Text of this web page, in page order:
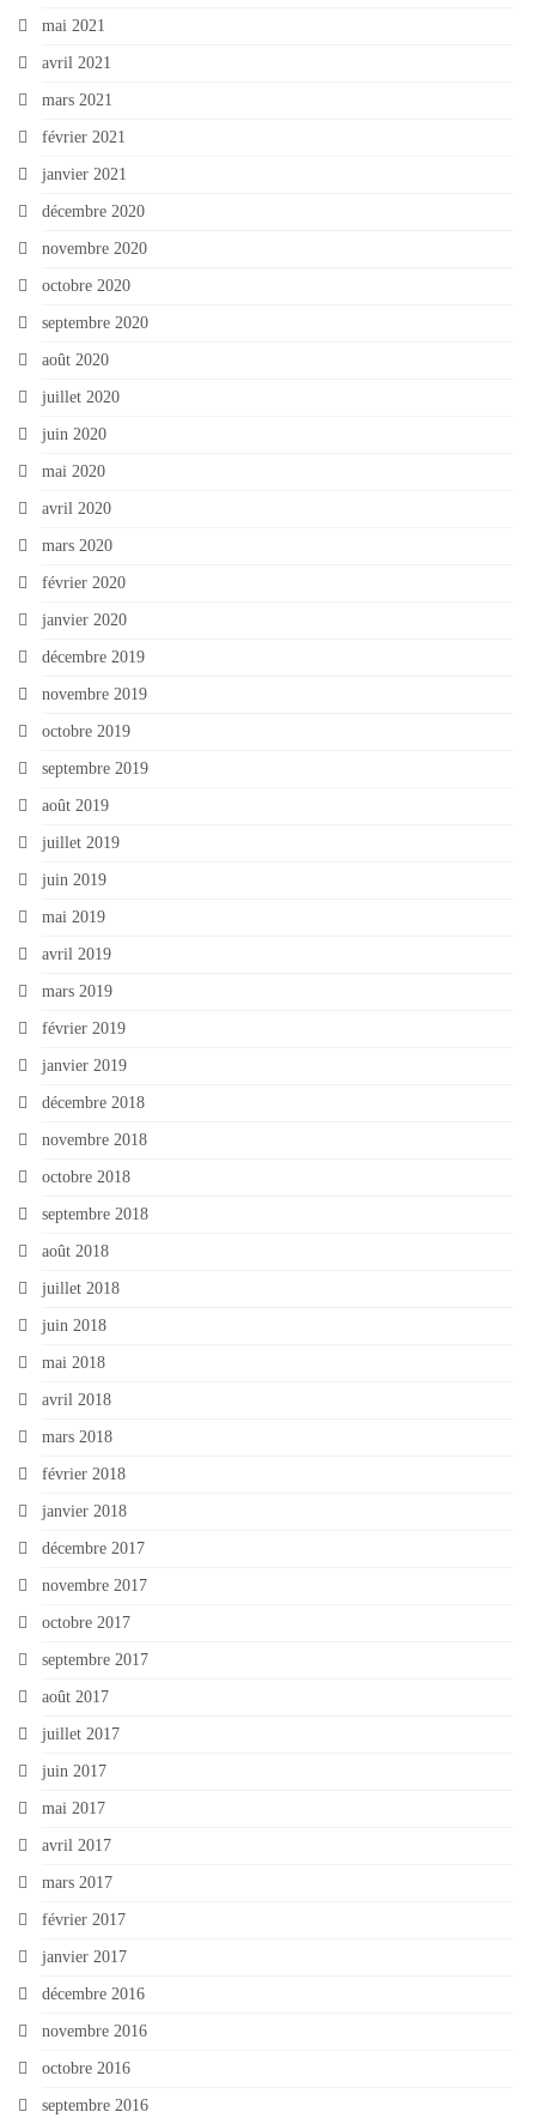
mai 2021
avril 2021
mars 2021
février 2021
janvier 2021
décembre 2020
novembre 2020
octobre 2020
septembre 2020
août 2020
juillet 2020
juin 2020
mai 2020
avril 2020
mars 2020
février 2020
janvier 2020
décembre 2019
novembre 2019
octobre 2019
septembre 2019
août 2019
juillet 2019
juin 2019
mai 2019
avril 2019
mars 2019
février 2019
janvier 2019
décembre 2018
novembre 2018
octobre 2018
septembre 2018
août 2018
juillet 2018
juin 2018
mai 2018
avril 2018
mars 2018
février 2018
janvier 2018
décembre 2017
novembre 2017
octobre 2017
septembre 2017
août 2017
juillet 2017
juin 2017
mai 2017
avril 2017
mars 2017
février 2017
janvier 2017
décembre 2016
novembre 2016
octobre 2016
septembre 2016